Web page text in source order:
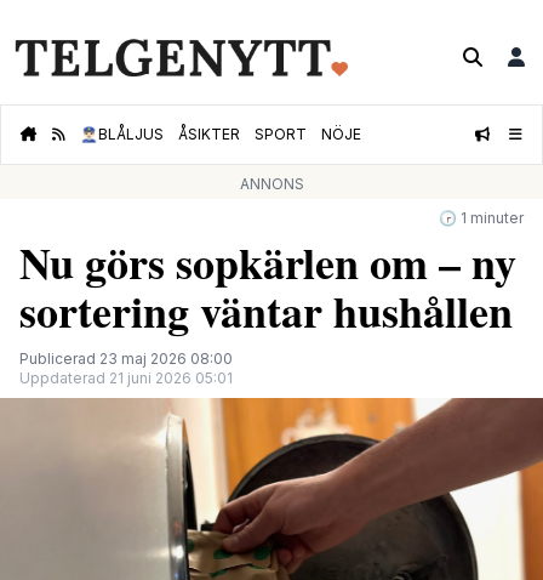
👮🏻‍♂️BLÅLJUS ÅSIKTER SPORT NÖJE
ANNONS
🕝 1 minuter
Nu görs sopkärlen om – ny
sortering väntar hushållen
Publicerad 23 maj 2026 08:00
Uppdaterad 21 juni 2026 05:01